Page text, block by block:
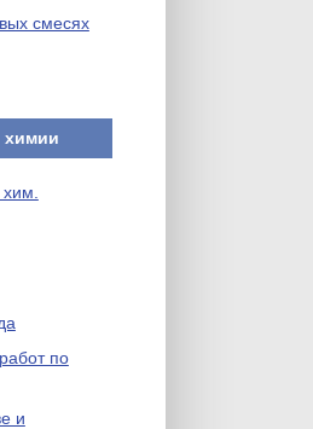
смесях
химии
по
и